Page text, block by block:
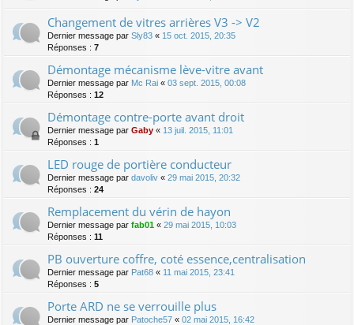
Changement de vitres arrières V3 -> V2
Dernier message par Sly83 « 15 oct. 2015, 20:35
Réponses : 7
Démontage mécanisme lève-vitre avant
Dernier message par Mc Rai « 03 sept. 2015, 00:08
Réponses : 12
Démontage contre-porte avant droit
Dernier message par Gaby « 13 juil. 2015, 11:01
Réponses : 1
LED rouge de portière conducteur
Dernier message par davoliv « 29 mai 2015, 20:32
Réponses : 24
Remplacement du vérin de hayon
Dernier message par fab01 « 29 mai 2015, 10:03
Réponses : 11
PB ouverture coffre, coté essence,centralisation
Dernier message par Pat68 « 11 mai 2015, 23:41
Réponses : 5
Porte ARD ne se verrouille plus
Dernier message par Patoche57 « 02 mai 2015, 16:42